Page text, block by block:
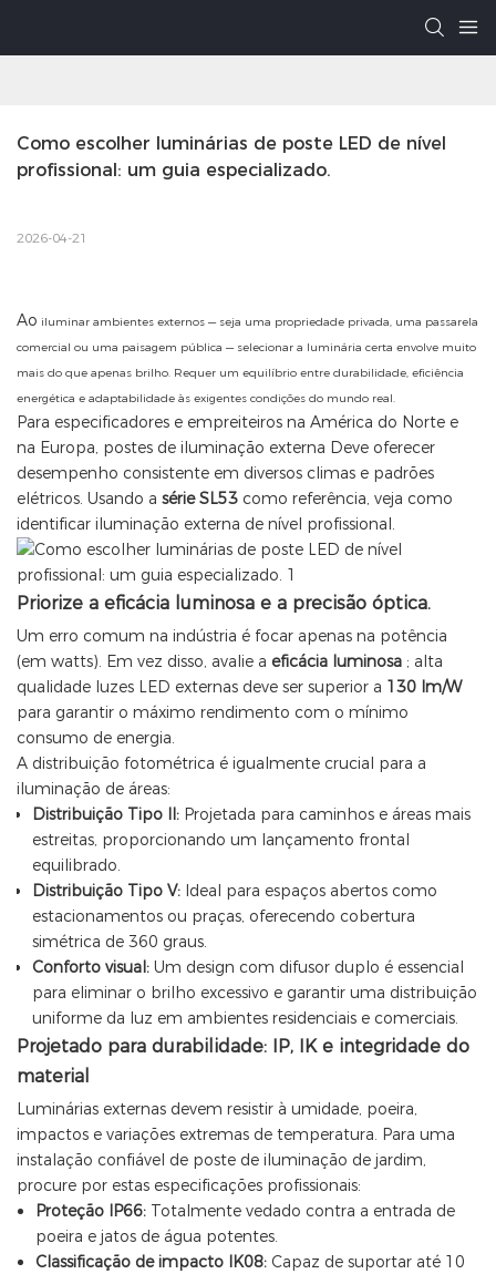
Como escolher luminárias de poste LED de nível
profissional: um guia especializado.
2026-04-21
Ao iluminar ambientes externos — seja uma propriedade privada, uma passarela
comercial ou uma paisagem pública — selecionar a luminária certa envolve muito
mais do que apenas brilho. Requer um equilíbrio entre durabilidade, eficiência
energética e adaptabilidade às exigentes condições do mundo real.
Para especificadores e empreiteiros na América do Norte e
na Europa, postes de iluminação externa Deve oferecer
desempenho consistente em diversos climas e padrões
elétricos. Usando a série SL53 como referência, veja como
identificar iluminação externa de nível profissional.
Priorize a eficácia luminosa e a precisão óptica.
Um erro comum na indústria é focar apenas na potência
(em watts). Em vez disso, avalie a eficácia luminosa ; alta
qualidade luzes LED externas deve ser superior a 130 lm/W
para garantir o máximo rendimento com o mínimo
consumo de energia.
A distribuição fotométrica é igualmente crucial para a
iluminação de áreas:
Distribuição Tipo II: Projetada para caminhos e áreas mais
estreitas, proporcionando um lançamento frontal
equilibrado.
Distribuição Tipo V: Ideal para espaços abertos como
estacionamentos ou praças, oferecendo cobertura
simétrica de 360 ​​graus.
Conforto visual: Um design com difusor duplo é essencial
para eliminar o brilho excessivo e garantir uma distribuição
uniforme da luz em ambientes residenciais e comerciais.
Projetado para durabilidade: IP, IK e integridade do
material
Luminárias externas devem resistir à umidade, poeira,
impactos e variações extremas de temperatura. Para uma
instalação confiável de poste de iluminação de jardim,
procure por estas especificações profissionais:
Proteção IP66:Totalmente vedado contra a entrada de
poeira e jatos de água potentes.
Classificação de impacto IK08:Capaz de suportar até 10